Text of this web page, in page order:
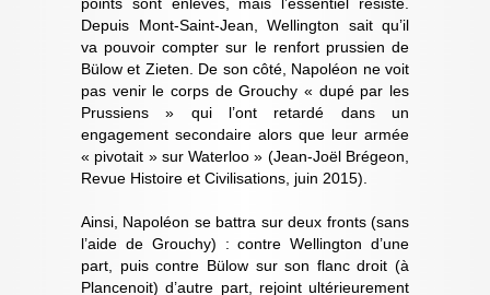
Depuis Mont-Saint-Jean, Wellington sait qu’il
va pouvoir compter sur le renfort prussien de
Bülow et Zieten. De son côté, Napoléon ne voit
pas venir le corps de Grouchy « dupé par les
Prussiens » qui l’ont retardé dans un
engagement secondaire alors que leur armée
« pivotait » sur Waterloo » (Jean-Joël Brégeon,
Revue Histoire et Civilisations, juin 2015).
Ainsi, Napoléon se battra sur deux fronts (sans
l’aide de Grouchy) : contre Wellington d’une
part, puis contre Bülow sur son flanc droit (à
Plancenoit) d’autre part, rejoint ultérieurement